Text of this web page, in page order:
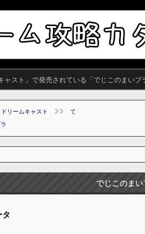
ャスト」で発売されている「でじこのまい
ドリームキャスト
て
でじこのまい
タ